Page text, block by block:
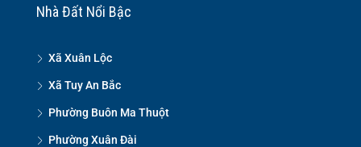
Nhà Đất Nổi Bậc
Xã Xuân Lộc
Xã Tuy An Bắc
Phường Buôn Ma Thuột
Phường Xuân Đài